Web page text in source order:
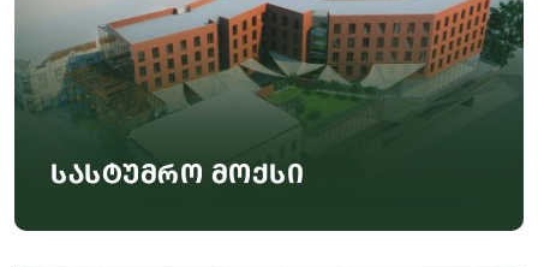
სასტუმრო მოქსი